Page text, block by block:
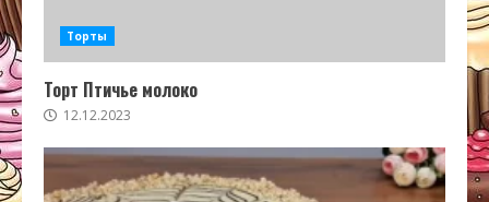
Торты
Торт Птичье молоко
12.12.2023